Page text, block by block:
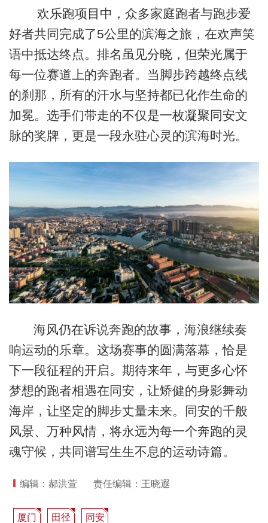
欢乐跑项目中，众多家庭跑者与跑步爱
好者共同完成了5公里的滨海之旅，在欢声笑
语中抵达终点。排名虽见分晓，但荣光属于
每一位赛道上的奔跑者。当脚步跨越终点线
的刹那，所有的汗水与坚持都已化作生命的
加冕。选手们带走的不仅是一枚凝聚同安文
脉的奖牌，更是一段永驻心灵的滨海时光。
海风仍在诉说奔跑的故事，海浪继续奏
响运动的乐章。这场赛事的圆满落幕，恰是
下一段征程的开启。期待来年，与更多心怀
梦想的跑者相遇在同安，让矫健的身影舞动
海岸，让坚定的脚步丈量未来。同安的千般
风景、万种风情，将永远为每一个奔跑的灵
魂守候，共同谱写生生不息的运动诗篇。
编辑：郝洪萱 责任编辑：王晓遐
厦门 田径 同安